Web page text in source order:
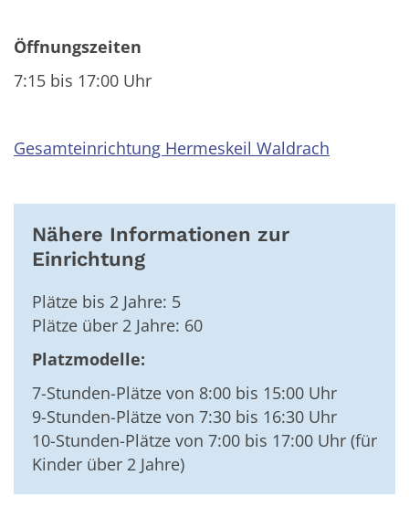
Öffnungszeiten
7:15 bis 17:00 Uhr
Gesamteinrichtung Hermeskeil Waldrach
Nähere Informationen zur
Einrichtung
Plätze bis 2 Jahre: 5
Plätze über 2 Jahre: 60
Platzmodelle:
7-Stunden-Plätze von 8:00 bis 15:00 Uhr
9-Stunden-Plätze von 7:30 bis 16:30 Uhr
10-Stunden-Plätze von 7:00 bis 17:00 Uhr (für
Kinder über 2 Jahre)